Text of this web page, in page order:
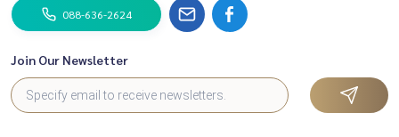
088-636-2624
Join Our Newsletter